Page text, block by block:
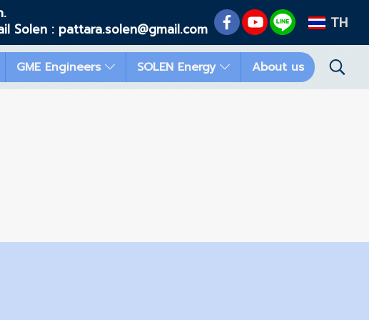
Solen : pattara.solen@gmail.com TH
GME Engineers SOLEN Energy About us